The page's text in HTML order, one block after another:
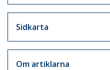
Sidkarta
Om artiklarna